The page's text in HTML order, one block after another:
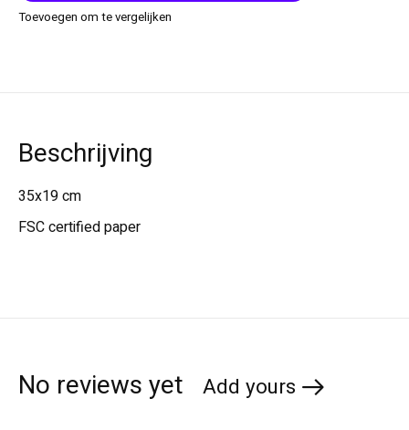
Toevoegen om te vergelijken
Beschrijving
35x19 cm
FSC certified paper
No reviews yet Add yours